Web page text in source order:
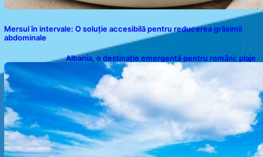
Mersul în intervale: O soluție accesibilă pentru reducerea grăsimii
abdominale
Albania, o destinație emergentă pentru români: plaje
spectaculoase, ape turcoaz și prețuri accesibile